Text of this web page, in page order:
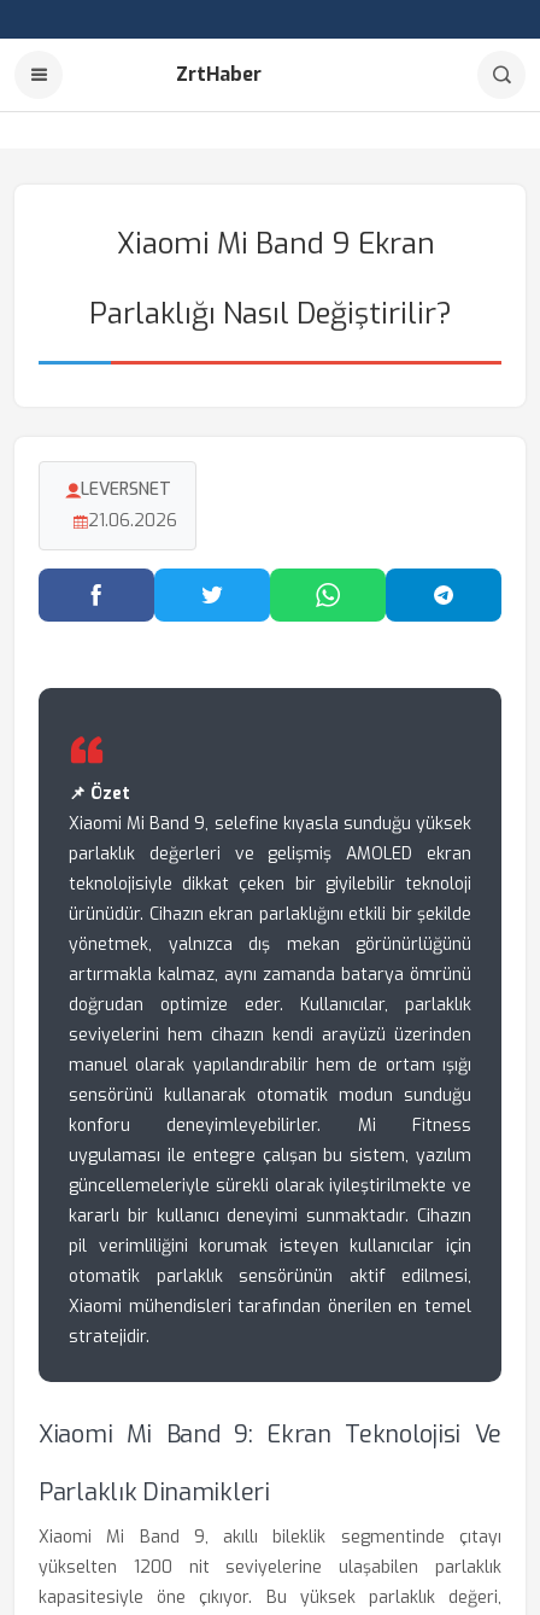
ZrtHaber
Xiaomi Mi Band 9 Ekran
Parlaklığı Nasıl Değiştirilir?
LEVERSNET
21.06.2026
Facebook'ta PaylaşTwitter'da PaylaşWhatsApp'ta Paylaş
📌 Özet
Xiaomi Mi Band 9, selefine kıyasla sunduğu yüksek
parlaklık değerleri ve gelişmiş AMOLED ekran
teknolojisiyle dikkat çeken bir giyilebilir teknoloji
ürünüdür. Cihazın ekran parlaklığını etkili bir şekilde
yönetmek, yalnızca dış mekan görünürlüğünü
artırmakla kalmaz, aynı zamanda batarya ömrünü
doğrudan optimize eder. Kullanıcılar, parlaklık
seviyelerini hem cihazın kendi arayüzü üzerinden
manuel olarak yapılandırabilir hem de ortam ışığı
sensörünü kullanarak otomatik modun sunduğu
konforu deneyimleyebilirler. Mi Fitness
uygulaması ile entegre çalışan bu sistem, yazılım
güncellemeleriyle sürekli olarak iyileştirilmekte ve
kararlı bir kullanıcı deneyimi sunmaktadır. Cihazın
pil verimliliğini korumak isteyen kullanıcılar için
otomatik parlaklık sensörünün aktif edilmesi,
Xiaomi mühendisleri tarafından önerilen en temel
stratejidir.
Xiaomi Mi Band 9: Ekran Teknolojisi Ve
Parlaklık Dinamikleri
Xiaomi Mi Band 9, akıllı bileklik segmentinde çıtayı
yükselten 1200 nit seviyelerine ulaşabilen parlaklık
kapasitesiyle öne çıkıyor. Bu yüksek parlaklık değeri,